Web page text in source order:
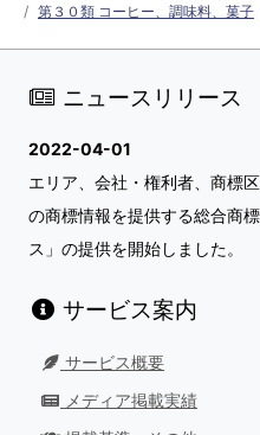
第３０類 コーヒー、調味料、菓子
ニュースリリース
2022-04-01
エリア、会社・権利者、商標
の商標情報を提供する総合商
ス」の提供を開始しました。
サービス案内
サービス概要
メディア掲載実績